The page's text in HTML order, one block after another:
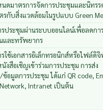
ดมาตรการจัดการประชุมและนิทรร
รกับสิ่งแวดล้อมในรูปแบบ Green
ประชุมผ่านระบบออนไลน์เพื่อลดกา
และทรัพยากร
ใช้เอกสารอิเล็กทรอนิกส์หรือไฟล์ดิจิ
งสือเชิญเข้าร่วมการประชุม การส่ง
ข้อมูลการประชุม ได้แก่ QR code,
Intranet เป็นต้น